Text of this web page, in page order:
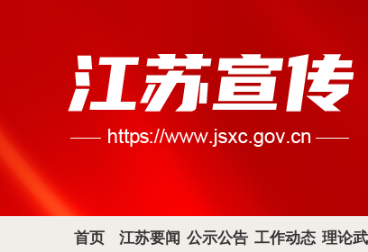
首页 江苏要闻 公示公告 工作动态 理论